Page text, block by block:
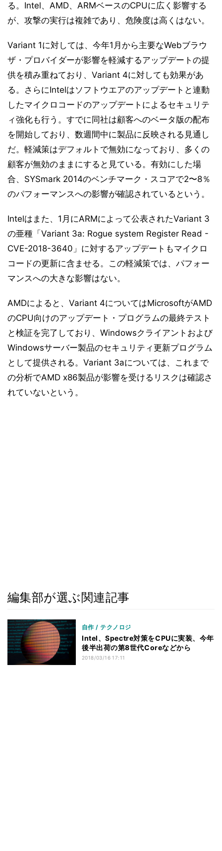
る。Intel、AMD、ARMベースのCPUに広く影響する
が、攻撃の実行は複雑であり、危険度は高くはない。
Variant 1に対しては、今年1月から主要なWebブラウ
ザ・プロバイダーが影響を軽減するアップデートの提
供を積み重ねており、Variant 4に対しても効果があ
る。さらにIntelはソフトウエアのアップデートと連動
したマイクロコードのアップデートによるセキュリテ
ィ強化も行う。すでに同社は顧客へのベータ版の配布
を開始しており、数週間中に製品に反映される見通し
だ。軽減策はデフォルトで無効になっており、多くの
顧客が無効のままにすると見ている。有効にした場
合、SYSmark 2014のベンチマーク・スコアで2〜8％
のパフォーマンスへの影響が確認されているという。
Intelはまた、1月にARMによって公表されたVariant 3
の亜種「Variant 3a: Rogue system Register Read -
CVE-2018-3640」に対するアップデートもマイクロ
コードの更新に含ませる。この軽減策では、パフォー
マンスへの大きな影響はない。
AMDによると、Variant 4についてはMicrosoftがAMD
のCPU向けのアップデート・プログラムの最終テスト
と検証を完了しており、Windowsクライアントおよび
Windowsサーバー製品のセキュリティ更新プログラム
として提供される。Variant 3aについては、これまで
の分析でAMD x86製品が影響を受けるリスクは確認さ
れていないという。
編集部が選ぶ関連記事
自作 / テクノロジ
Intel、Spectre対策をCPUに実装、今年
後半出荷の第8世代Coreなどから
2018/03/16 17:11